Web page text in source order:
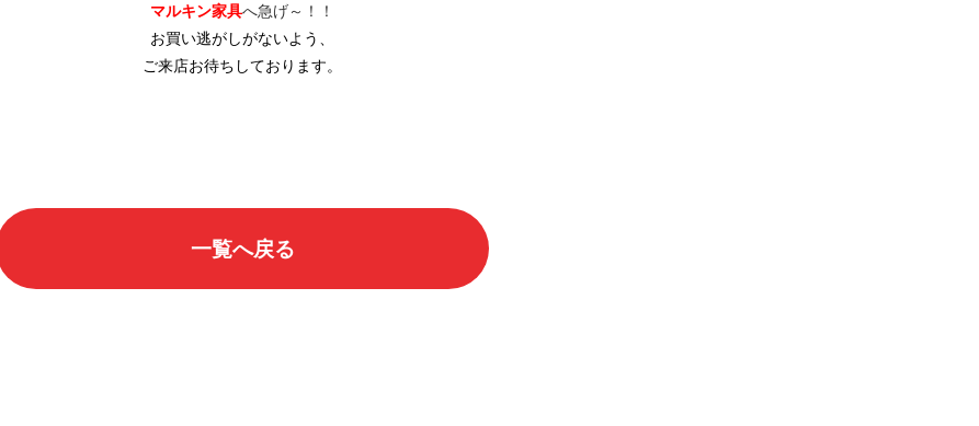
マルキン家具へ急げ～！！
お買い逃がしがないよう、
ご来店お待ちしております。
一覧へ戻る